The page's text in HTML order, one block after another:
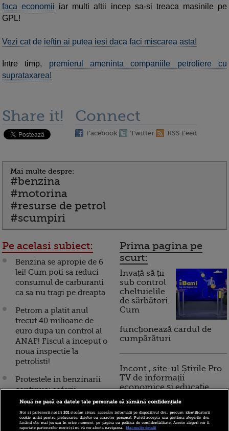
faca economii iar multi altii incep sa-si treaca masinile pe
GPL!
Vezi cat de ieftin ai putea iesi daca faci miscarea asta!
Intre timp, premierul ameninta companiile petroliere cu
suprataxarea!
Share it! Connect
Facebook Twitter RSS Feed
Mai multe despre:
#benzina
#motorina
#resurse de petrol
#scumpiri
Pe acelasi subiect:
Benzina se apropie de 6
lei! Cum poti sa reduci
consumul de carburanti
ca sa nu tragi pe dreapta
Petrom a platit anul
trecut 40 milioane de
euro dupa un control al
ANAF! Fiscul a inceput o
noua inspectie la
petrolisti!
Protestele in benzinarii
continua: soferii
cumpara un litru de
combustibil si platesc cu
mii de monede de un
Prima pagina pe
scurt:
Invață să ții
sub control
cheltuielile
de sărbători.
Cum
funcționează cardul de
cumpărături
Incont , site-ul Știrile Pro
TV de informații
economice și educație
10 reguli pentru decizii
Nouă ne pasă ca datele tale personale să rămână confidențiale
Noi și partenerii noștri201stocăm și/sau accesăm informații pe dispozitivul dvs., precum identificatorii
cookie unici pentru prelucrarea datelor cu caracter personal. Puteți accepta sau gestiona alegerile dvs.
făcând clic mai jos sau în orice moment, pe pagina cu politica de confidențialitate. Aceste alegeri vor fi
raportate partenerilor noștri și nu vă vor afecta navigarea.
Mai multe detalii